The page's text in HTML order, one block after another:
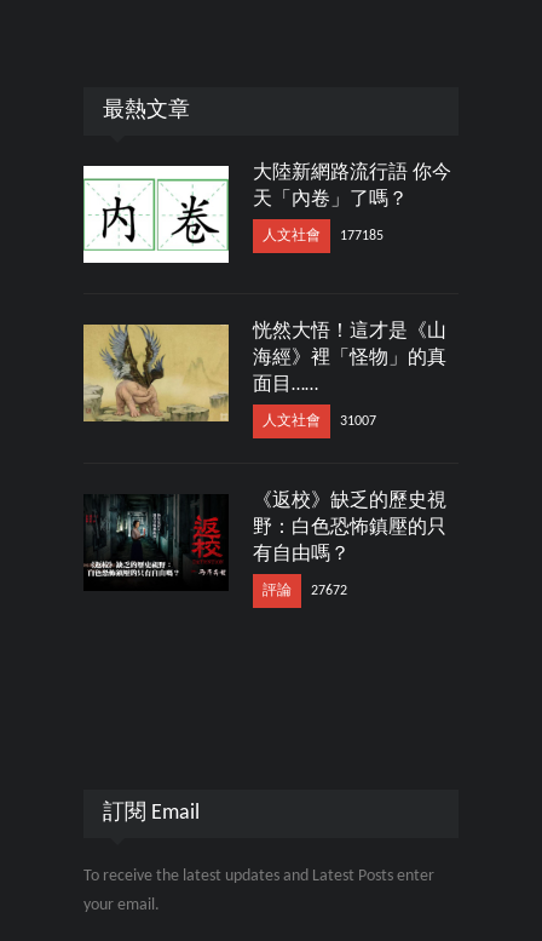
最熱文章
大陸新網路流行語 你今
天「內卷」了嗎？
人文社會 177185
恍然大悟！這才是《山
海經》裡「怪物」的真
面目……
人文社會 31007
《返校》缺乏的歷史視
野：白色恐怖鎮壓的只
有自由嗎？
評論 27672
訂閱 Email
To receive the latest updates and Latest Posts enter
your email.